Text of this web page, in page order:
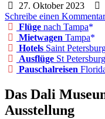
27. Oktober 2023
Schreibe einen Kommentar
Flüge nach Tampa
Mietwagen Tampa
Hotels Saint
Ausflüge St
Pauschalreisen
Das Dali
Ausstellung